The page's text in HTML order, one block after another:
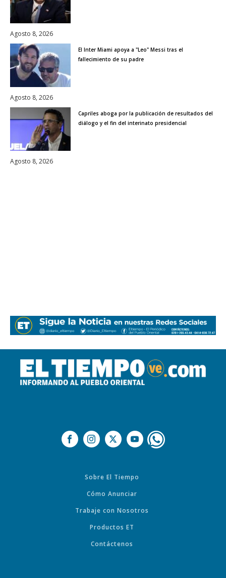
Agosto 8, 2026
El Inter Miami apoya a "Leo" Messi tras el
fallecimiento de su padre
Agosto 8, 2026
Capriles aboga por la publicación de resultados del
diálogo y el fin del interinato presidencial
Agosto 8, 2026
Sobre El Tiempo
Cómo Anunciar
Trabaje con Nosotros
Productos ET
Contáctenos